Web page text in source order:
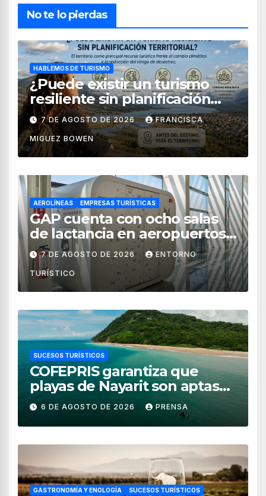
No te lo pierdas
HABLEMOS DE TURISMO
¿Puede existir un turismo
resiliente sin planificación
territorial?
7 DE AGOSTO DE 2026 FRANCISCA
MIGUEZ BOWEN
AEROLÍNEAS EMPRESAS TURÍSTICAS
GAP cuenta con ocho salas
de lactancia en aeropuertos
de México
7 DE AGOSTO DE 2026 ENTORNO
TURÍSTICO
SUCESOS TURÍSTICOS
COFEPRIS garantiza que
playas de Nayarit son aptas
para uso recreativo
6 DE AGOSTO DE 2026 PRENSA
GASTRONOMÍA Y ENOLOGÍA SUCESOS TURÍSTICOS